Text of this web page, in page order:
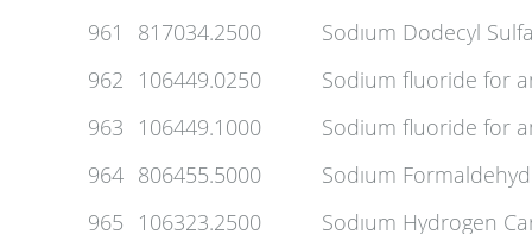
961
817034.2500
Sodıum Dodecyl
962
106449.0250
Sodium fluoride for
963
106449.1000
Sodium fluoride for
964 806455.5000
Sodıum
965
106323.2500
Sodıum Hydrogen